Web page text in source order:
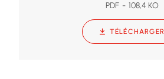
PDF 108,4 KO
TÉLÉCHARGER